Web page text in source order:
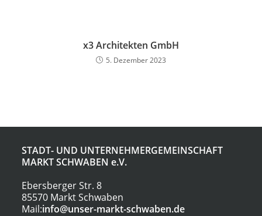
x3 Architekten GmbH
5. Dezember 2023
STADT- UND UNTERNEHMERGEMEINSCHAFT
MARKT SCHWABEN e.V.
Ebersberger Str. 8
85570 Markt Schwaben
Mail:info@unser-markt-schwaben.de